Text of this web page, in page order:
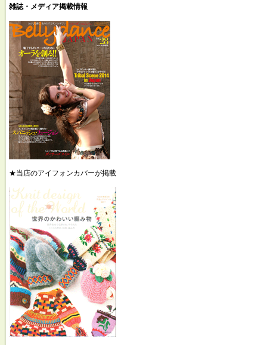
雑誌・メディア掲載情報
★当店のアイフォンカバーが掲載